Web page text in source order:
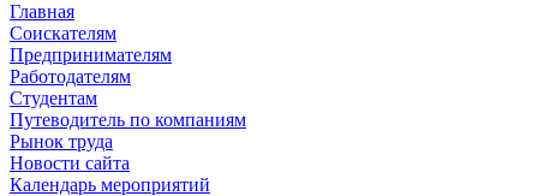
Главная
Соискателям
Предпринимателям
Работодателям
Студентам
Путеводитель по компаниям
Рынок труда
Новости сайта
Календарь мероприятий